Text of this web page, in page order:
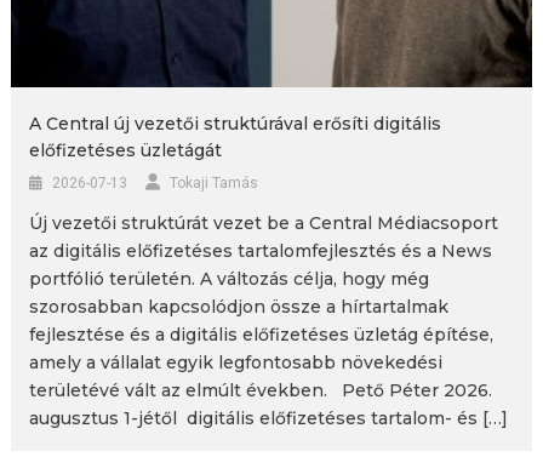
A Central új vezetői struktúrával erősíti digitális
előfizetéses üzletágát
2026-07-13 Tokaji Tamás
Új vezetői struktúrát vezet be a Central Médiacsoport
az digitális előfizetéses tartalomfejlesztés és a News
portfólió területén. A változás célja, hogy még
szorosabban kapcsolódjon össze a hírtartalmak
fejlesztése és a digitális előfizetéses üzletág építése,
amely a vállalat egyik legfontosabb növekedési
területévé vált az elmúlt években. Pető Péter 2026.
augusztus 1-jétől digitális előfizetéses tartalom- és […]